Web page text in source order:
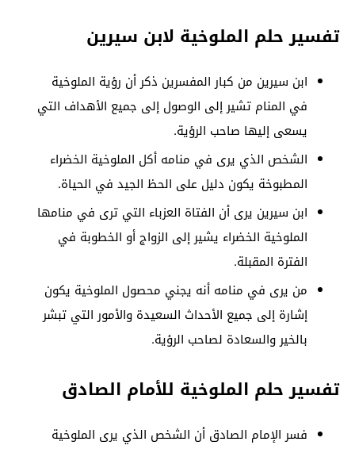
تفسير حلم الملوخية لابن سيرين
ابن سيرين من كبار المفسرين ذكر أن رؤية الملوخية
في المنام تشير إلى الوصول إلى جميع الأهداف التي
يسعى إليها صاحب الرؤية.
الشخص الذي يرى في منامه أكل الملوخية الخضراء
المطبوخة يكون دليل على الحظ الجيد في الحياة.
ابن سيرين يرى أن الفتاة العزباء التي ترى في منامها
الملوخية الخضراء يشير إلى الزواج أو الخطوبة في
الفترة المقبلة.
من يرى في منامه أنه يجني محصول الملوخية يكون
إشارة إلى جميع الأحداث السعيدة والأمور التي تبشر
بالخير والسعادة لصاحب الرؤية.
تفسير حلم الملوخية للأمام الصادق
فسر الإمام الصادق أن الشخص الذي يرى الملوخية